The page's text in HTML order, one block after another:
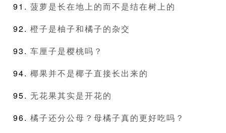
菠萝是长在地上的而不是结在树上的
橙子是柚子和橘子的杂交
车厘子是樱桃吗？
椰果并不是椰子直接长出来的
无花果其实是开花的
橘子还分公母？母橘子真的更好吃吗？